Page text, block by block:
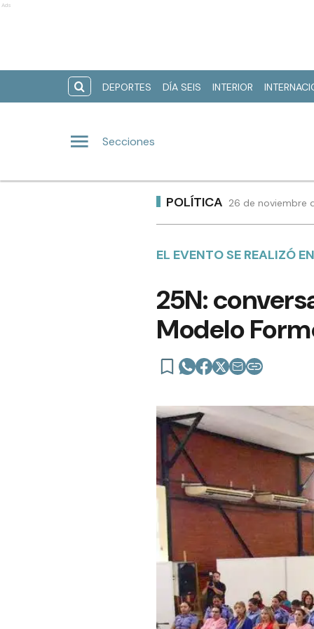
Ads
DEPORTES DÍA SEIS INTERIOR
Secciones
POLÍTICA 26 de noviembre
EL EVENTO SE REALIZÓ
25N:
Modelo